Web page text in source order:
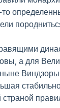
то
а для